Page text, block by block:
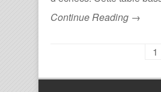
Continue Reading →
1